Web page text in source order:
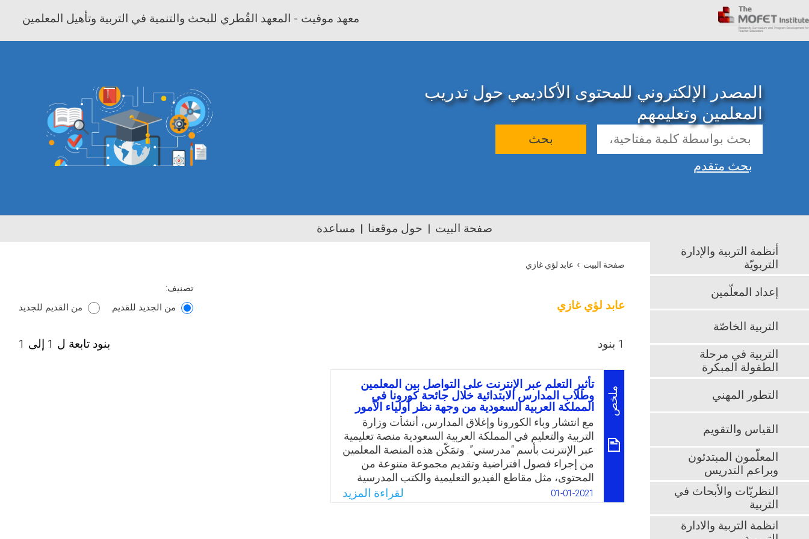
معهد موفيت - المعهد القُطري للبحث والتنمية في التربية وتأهيل المعلمين
المصدر الإلكتروني للمحتوى الأكاديمي حول تدريب
المعلمين وتعليمهم
بحث
بحث متقدم
صفحة البيت حول موقعنا مساعدة
صفحة البيت › عابد لؤي غازي
عابد لؤي غازي
تصنيف:
من الجديد للقديم
من القديم للجديد
1 بنود بنود تابعة ل 1 إلى 1
ملخص
تأثير التعلم عبر الإنترنت على التواصل بين المعلمين
وطلاب المدارس الابتدائية خلال جائحة كورونا في
المملكة العربية السعودية من وجهة نظر أولياء الأمور
مع انتشار وباء الكورونا وإغلاق المدارس، أنشأت وزارة
التربية والتعليم في المملكة العربية السعودية منصة تعليمية
عبر الإنترنت بأسم “مدرستي”. وتمَكّن هذه المنصة المعلمين
من إجراء فصول افتراضية وتقديم مجموعة متنوعة من
المحتوى، مثل مقاطع الفيديو التعليمية والكتب المدرسية
وأوراق العمل والعروض التقديمية المناسبة لكافة مستويات
الطلبة. وتتيح المنصة أيضًا للمعلمين والطلبة وأولياء الأمور
01-01-2021 لقراءة المزيد
أنظمة التربية والإدارة
التربويّة
إعداد المعلّمين
التربية الخاصّة
التربية في مرحلة
الطفولة المبكرة
التطور المهني
القياس والتقويم
المعلّمون المبتدئون
وبراعم التدريس
النظريّات والأبحاث في
التربية
انظمة التربية والادارة